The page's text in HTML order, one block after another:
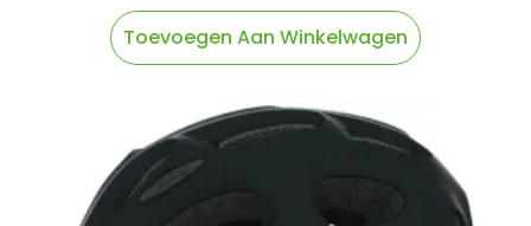
Toevoegen Aan Winkelwagen